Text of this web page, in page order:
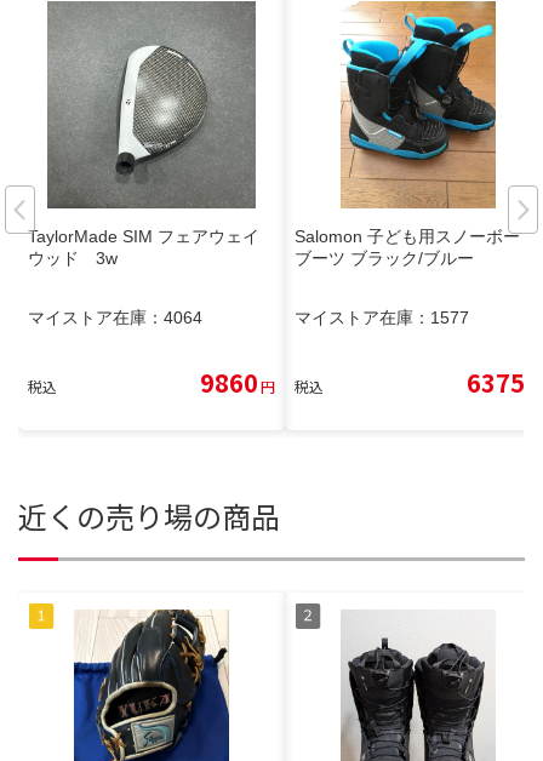
TaylorMade SIM フェアウェイ
ウッド 3w
マイストア在庫： 4064
税込 9860円
Salomon 子ども用スノーボード
ブーツ ブラック/ブルー
マイストア在庫： 1577
税込 6375
近くの売り場の商品